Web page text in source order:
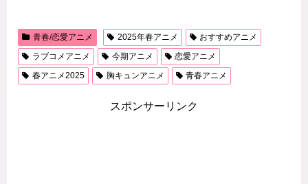
青春/恋愛アニメ 2025年春アニメ
おすすめアニメ
ラブコメアニメ
今期アニメ
恋愛アニメ
春アニメ2025
胸キュンアニメ 青春アニメ
スポンサーリンク